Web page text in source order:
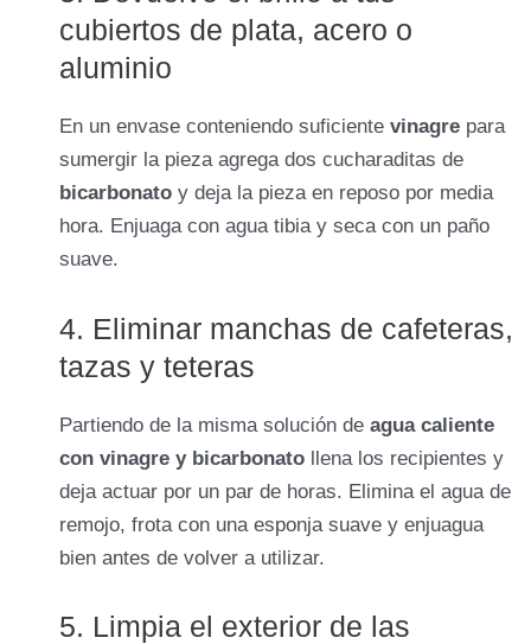
cubiertos de plata, acero o
aluminio
En un envase conteniendo suficiente vinagre para
sumergir la pieza agrega dos cucharaditas de
bicarbonato y deja la pieza en reposo por media
hora. Enjuaga con agua tibia y seca con un paño
suave.
4. Eliminar manchas de cafeteras,
tazas y teteras
Partiendo de la misma solución de agua caliente
con vinagre y bicarbonato llena los recipientes y
deja actuar por un par de horas. Elimina el agua de
remojo, frota con una esponja suave y enjuagua
bien antes de volver a utilizar.
5. Limpia el exterior de las